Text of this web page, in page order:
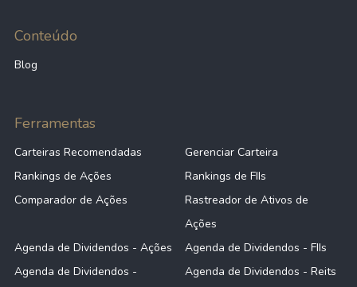
Conteúdo
Blog
Ferramentas
Carteiras Recomendadas
Gerenciar Carteira
Rankings de Ações
Rankings de FIIs
Comparador de Ações
Rastreador de Ativos de
Ações
Agenda de Dividendos - Ações
Agenda de Dividendos - FIIs
Agenda de Dividendos -
Agenda de Dividendos - Reits